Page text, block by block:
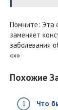
Помните: Эта
заменяет
заболевания
«»»
Похожие
Что